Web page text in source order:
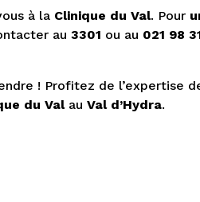
à la Clinique du Val. Pour
au3301 ou au 021 98
! Profitez de l’expertise
du ValauVal d’Hydra.